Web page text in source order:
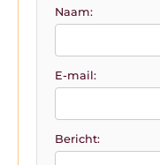
Naam:
E-mail:
Bericht: